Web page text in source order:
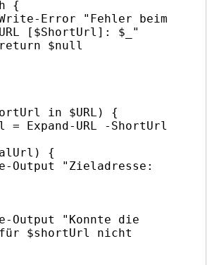
[$ShortUrl]: $_"
in $URL) {
$shortUrl nicht